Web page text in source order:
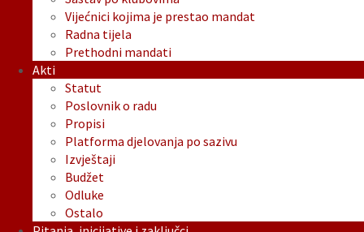
Vijećnici kojima je prestao mandat
Radna tijela
Prethodni mandati
Akti
Statut
Poslovnik o radu
Propisi
Platforma djelovanja po sazivu
Izvještaji
Budžet
Odluke
Ostalo